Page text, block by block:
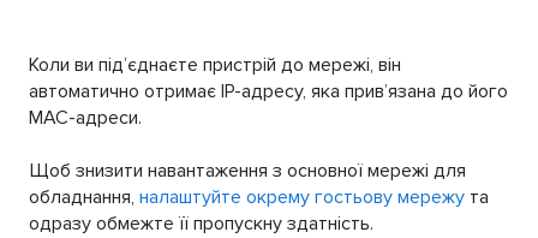
Коли ви під’єднаєте пристрій до мережі, він
автоматично отримає IP-адресу, яка прив’язана до його
MAC-адреси.
Щоб знизити навантаження з основної мережі для
обладнання, налаштуйте окрему гостьову мережу та
одразу обмежте її пропускну здатність.